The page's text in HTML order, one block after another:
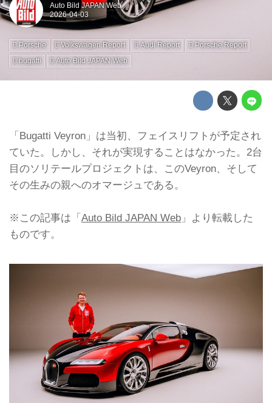
Auto Bild JAPAN Web
Porsche Volkswagen Report Audi Report
Porsche Report
bugatti
Auto Bild JAPAN Web
「Bugatti Veyron」は当初、フェイスリフトが予定され
ていた。しかし、それが実現することはなかった。2台
目のソリテールプロジェクトは、このVeyron、そして
その生みの親へのオマージュである。
※この記事は「 Auto Bild JAPAN Web 」より転載した
ものです。